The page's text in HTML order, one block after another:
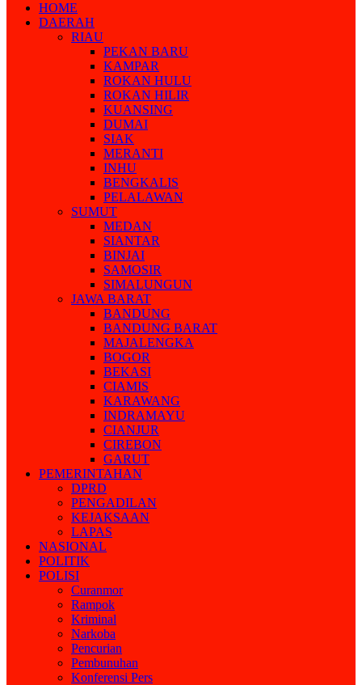
HOME
DAERAH
RIAU
PEKAN BARU
KAMPAR
ROKAN HULU
ROKAN HILIR
KUANSING
DUMAI
SIAK
MERANTI
INHU
BENGKALIS
PELALAWAN
SUMUT
MEDAN
SIANTAR
BINJAI
SAMOSIR
SIMALUNGUN
JAWA BARAT
BANDUNG
BANDUNG BARAT
MAJALENGKA
BOGOR
BEKASI
CIAMIS
KARAWANG
INDRAMAYU
CIANJUR
CIREBON
GARUT
PEMERINTAHAN
DPRD
PENGADILAN
KEJAKSAAN
LAPAS
NASIONAL
POLITIK
POLISI
Curanmor
Rampok
Kriminal
Narkoba
Pencurian
Pembunuhan
Konferensi Pers